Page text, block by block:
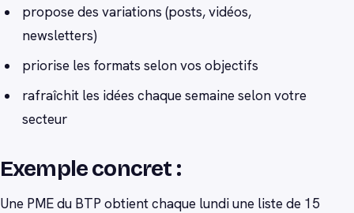
propose des variations (posts, vidéos,
newsletters)
priorise les formats selon vos objectifs
rafraîchit les idées chaque semaine selon votre
secteur
Exemple concret :
Une PME du BTP obtient chaque lundi une liste de 15